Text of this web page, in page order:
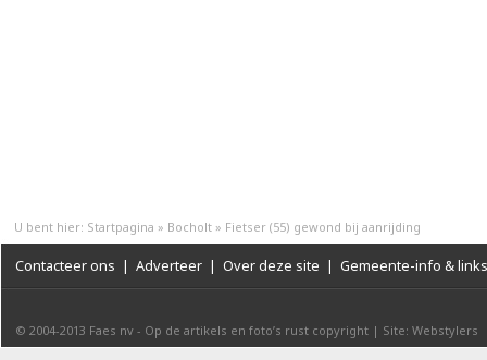
U bent hier: Startpagina » Bocholt » Fietser (55) gewond bij aanrijding
Contacteer ons | Adverteer | Over deze site | Gemeente-info & links
© 2004-2013 Faes nv - Op de artikels en foto’s rust copyright | Site: Webstylers